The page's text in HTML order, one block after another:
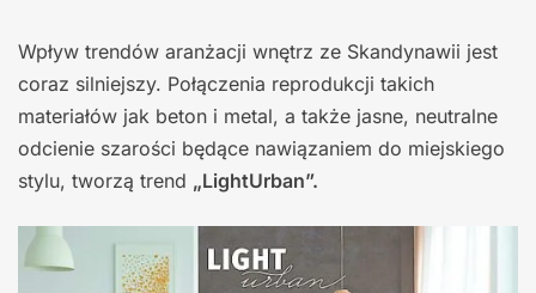
Wpływ trendów aranżacji wnętrz ze Skandynawii jest
coraz silniejszy. Połączenia reprodukcji takich
materiałów jak beton i metal, a także jasne, neutralne
odcienie szarości będące nawiązaniem do miejskiego
stylu, tworzą trend „LightUrban”.